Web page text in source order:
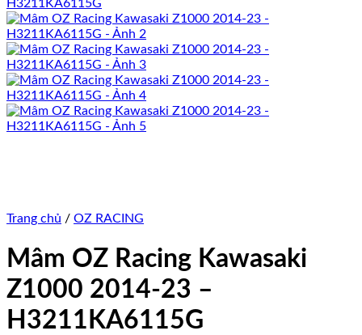
Trang chủ / OZ RACING
Mâm OZ Racing Kawasaki
Z1000 2014-23 –
H3211KA6115G